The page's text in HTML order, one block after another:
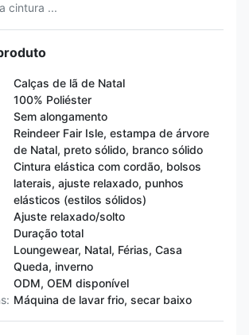
cintura ...
Calças de lã de Natal
100% Poliéster
Sem alongamento
Reindeer Fair Isle, estampa de árvore
de Natal, preto sólido, branco sólido
Cintura elástica com cordão, bolsos
laterais, ajuste relaxado, punhos
elásticos (estilos sólidos)
Ajuste relaxado/solto
Duração total
Loungewear, Natal, Férias, Casa
Queda, inverno
ODM, OEM disponível
Máquina de lavar frio, secar baixo